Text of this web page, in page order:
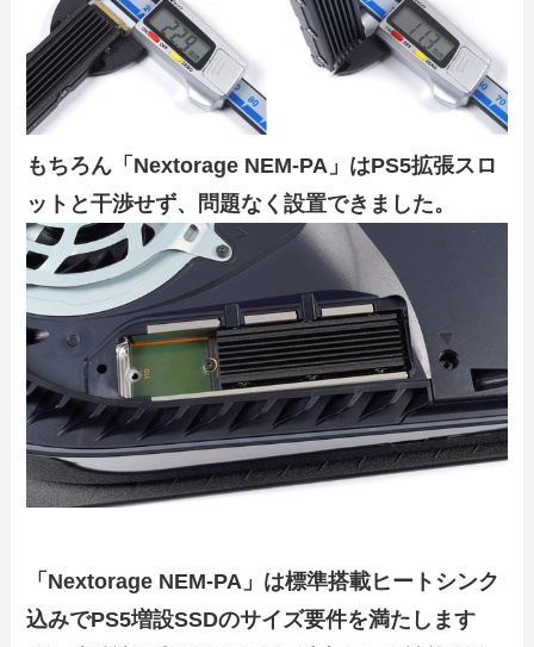
もちろん「Nextorage NEM-PA」はPS5拡張スロ
ットと干渉せず、問題なく設置できました。
「Nextorage NEM-PA」は標準搭載ヒートシンク
込みでPS5増設SSDのサイズ要件を満たします